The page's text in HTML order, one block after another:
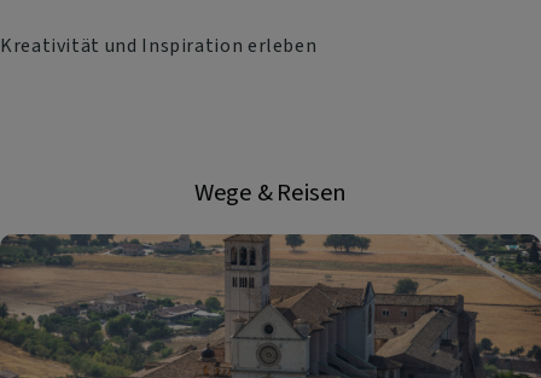
Kreativität und Inspiration erleben
Wege & Reisen